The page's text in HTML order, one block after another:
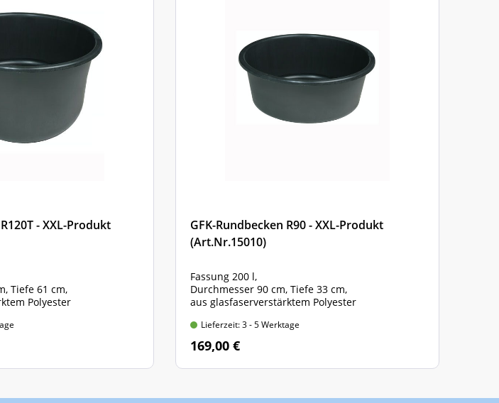
- XXL-Produkt
Tiefe 61 cm,
Polyester
GFK-Rundbecken R90 - XXL-Produkt
(Art.Nr.15010)
Fassung 200 l,
Durchmesser 90 cm, Tiefe 33 cm,
aus glasfaserverstärktem Polyester
Lieferzeit: 3 - 5 Werktage
169,00 €